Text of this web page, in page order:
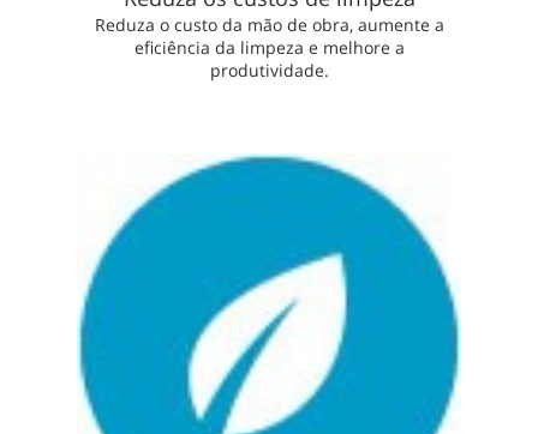
Reduza o custo da mão de obra, aumente a
eficiência da limpeza e melhore a
produtividade.